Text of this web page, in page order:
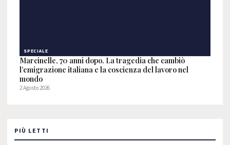
SPECIALE
Marcinelle, 70 anni dopo. La tragedia che cambiò
l’emigrazione italiana e la coscienza del lavoro nel
mondo
2 Agosto 2026
PIÙ LETTI